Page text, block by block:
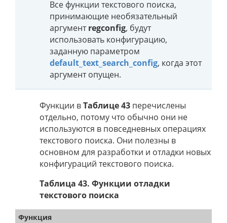
Все функции текстового поиска,
принимающие необязательный
аргументregconfig, будут
использовать конфигурацию,
заданную параметром
default_text_search_config, когда этот
аргумент опущен.
Функции вТаблице 43 перечислены
отдельно, потому что обычно они не
используются в повседневных операциях
текстового поиска. Они полезны в
основном для разработки и отладки новых
конфигураций текстового поиска.
Таблица 43. Функции отладки
текстового поиска
Функция